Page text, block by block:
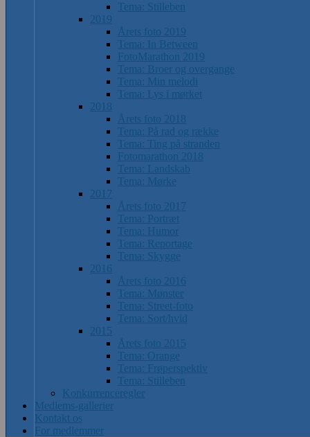
Tema: Stilleben
2019
Årets foto 2019
Tema: In Between
FotoMarathon 2019
Tema: Broer og overgange
Tema: Min melodi
Tema: Lys i mørket
2018
Årets foto 2018
Tema: På rad og række
Tema: Ting på stranden
Fotomarathon 2018
Tema: Landskab
Tema: Mørke
2017
Årets foto 2017
Tema: Portræt
Tema: Humor
Tema: Reportage
Tema: Skygge
2016
Årets foto 2016
Tema: Mønster
Tema: Street-foto
Tema: Sort/hvid
2015
Årets foto 2015
Tema: Orange
Tema: Frøperspektiv
Tema: Stilleben
Konkurrenceregler
Medlems-gallerier
Kontakt os
For medlemmer